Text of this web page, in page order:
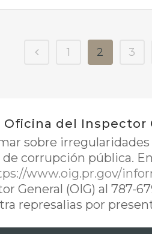
1 2 3
Oficina del Inspector
sobre
corrupción pública.
www.oig.pr.gov/
General (OIG) al 787-
represalias por